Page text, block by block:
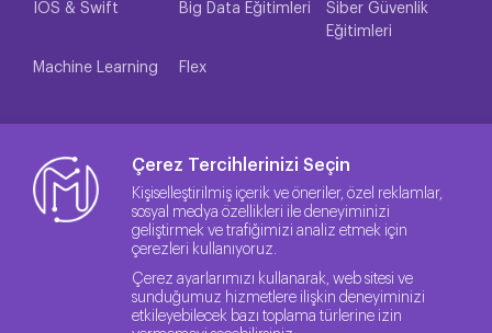
IOS & Swift Big Data Eğitimleri
Siber Güvenlik
Eğitimleri
Machine Learning Flex
Çerez Tercihlerinizi Seçin
Kişiselleştirilmiş içerik ve öneriler, özel reklamlar,
sosyal medya özellikleri ile deneyiminizi
geliştirmek ve trafiğimizi analiz etmek için
çerezleri kullanıyoruz.
Çerez ayarlarımızı kullanarak, web sitesi ve
sunduğumuz hizmetlere ilişkin deneyiminizi
etkileyebilecek bazı toplama türlerine izin